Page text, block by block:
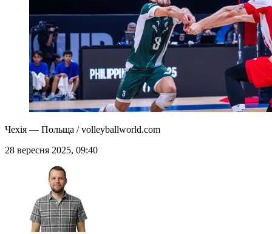
Чехія — Польща / volleyballworld.com
28 вересня 2025, 09:40